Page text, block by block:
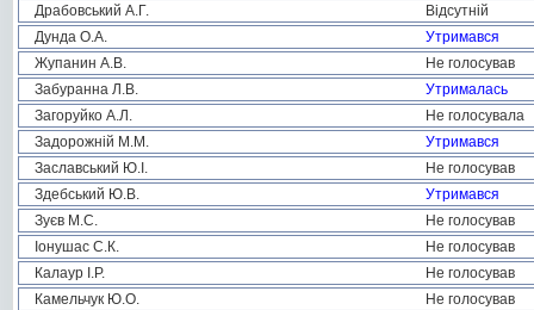
Драбовський А.Г.
Відсутній
Дунда О.А.
Утримався
Жупанин А.В.
Не голосував
Забуранна Л.В.
Утрималась
Загоруйко А.Л.
Не голосувала
Задорожній М.М.
Утримався
Заславський Ю.І.
Не голосував
Здебський Ю.В.
Утримався
Зуєв М.С.
Не голосував
Іонушас С.К.
Не голосував
Калаур І.Р.
Не голосував
Камельчук Ю.О.
Не голосував